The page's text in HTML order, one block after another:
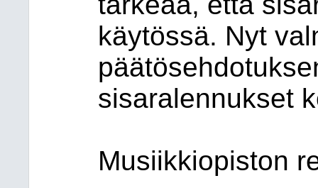
käytössä. Nyt
sisaralennukset
Musiikkiopiston